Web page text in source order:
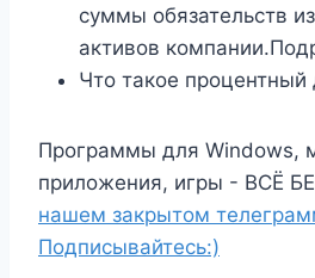
суммы обязательств
активов
Что такое процентный
Программы для Windows,
приложения, игры - ВСЁ
нашем закрытом
Подписывайтесь:)